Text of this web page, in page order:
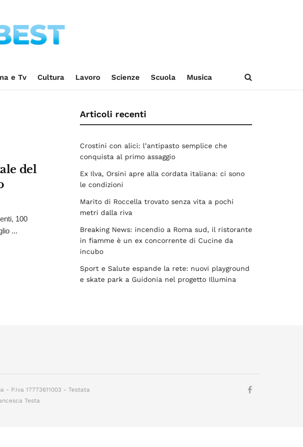
e Tv Cultura Lavoro Scienze Scuola Musica
del
100
...
Articoli recenti
Crostini con alici: l’antipasto semplice che
conquista al primo assaggio
Ex Ilva, Orsini apre alla cordata italiana: ci sono
le condizioni
Marito di Roccella trovato senza vita a pochi
metri dalla riva
Breaking News: incendio a Roma sud, il ristorante
in fiamme è un ex concorrente di Cucine da
incubo
Sport e Salute espande la rete: nuovi playground
e skate park a Guidonia nel progetto Illumina
P.Iva 17773611003 - Testata
Testa